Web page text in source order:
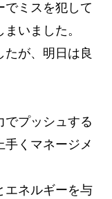
でミスを犯して
いました。
たが、明日は良
でプッシュする
手くマネージメ
エネルギーを与